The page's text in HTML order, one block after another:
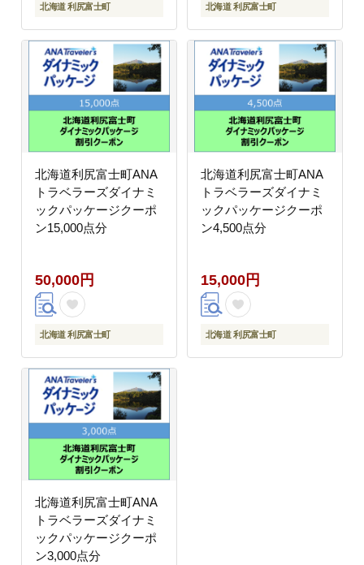
北海道 利尻富士町 北海道 利尻富士町
北海道利尻富士町ANA
トラベラーズダイナミ
ックパッケージクーポ
ン15,000点分
50,000円
北海道 利尻富士町
北海道利尻富士町ANA
トラベラーズダイナミ
ックパッケージクーポ
ン4,500点分
15,000円
北海道 利尻富士町
北海道利尻富士町ANA
トラベラーズダイナミ
ックパッケージクーポ
ン3,000点分